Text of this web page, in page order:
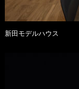
新田モデルハウス